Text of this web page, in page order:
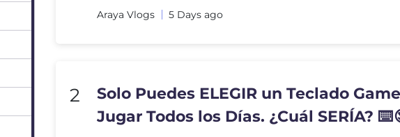
Araya Vlogs 5 Days ago
2
Solo Puedes ELEGIR un Teclado
Jugar Todos los Días. ¿Cuál SERÍA?